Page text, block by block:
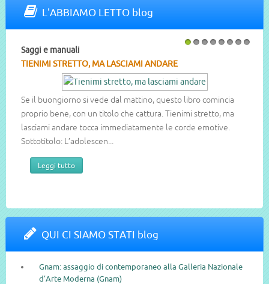
L'ABBIAMO LETTO blog
Saggi e manuali
TIENIMI STRETTO, MA LASCIAMI ANDARE
Se il buongiorno si vede dal mattino, questo libro comincia
proprio bene, con un titolo che cattura. Tienimi stretto, ma
lasciami andare tocca immediatamente le corde emotive.
Sottotitolo: L’adolescen...
Leggi tutto
QUI CI SIAMO STATI blog
Gnam: assaggio di contemporaneo alla Galleria Nazionale
d’Arte Moderna (Gnam)